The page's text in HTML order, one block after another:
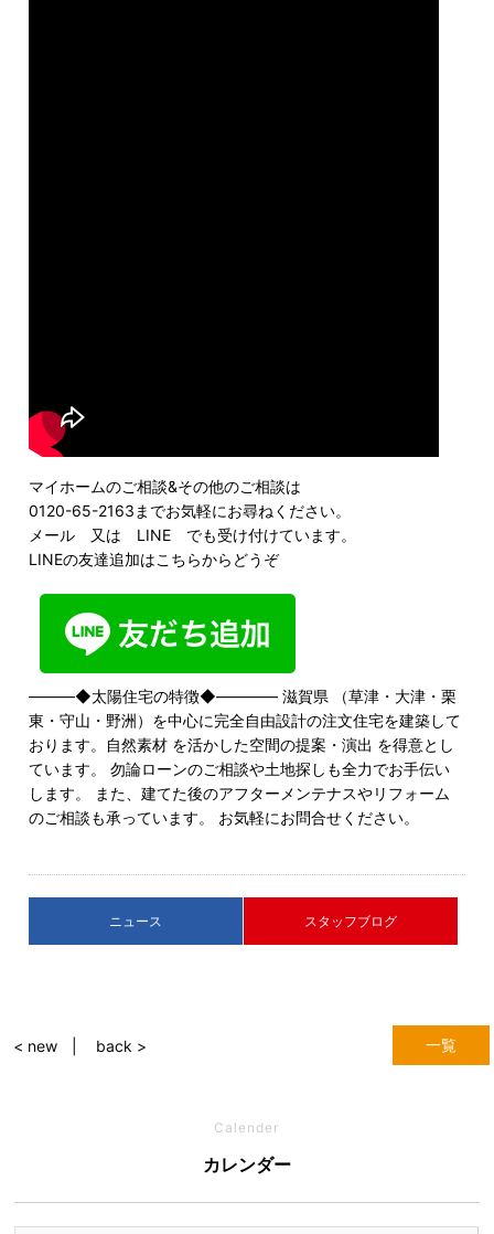
マイホームのご相談&その他のご相談は
0120-65-2163までお気軽にお尋ねください。
メール 又は LINE でも受け付けています。
LINEの友達追加はこちらからどうぞ
―――◆太陽住宅の特徴◆―――― 滋賀県 （草津・大津・栗
東・守山・野洲）を中心に完全自由設計の注文住宅を建築して
おります。自然素材 を活かした空間の提案・演出 を得意とし
ています。 勿論ローンのご相談や土地探しも全力でお手伝い
します。 また、建てた後のアフターメンテナスやリフォーム
のご相談も承っています。 お気軽にお問合せください。
ニュース スタッフブログ
一覧
< new back >
Calender
カレンダー